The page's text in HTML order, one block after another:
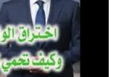
مجتمع بوست
11 يوليو 2026
مصيدة الشاشات.. لما